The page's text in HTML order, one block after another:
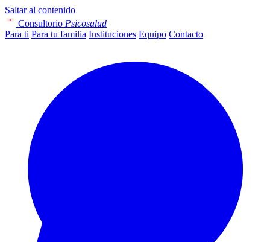
Saltar al contenido
Consultorio Psicosalud
Para ti Para tu familia Instituciones Equipo Contacto